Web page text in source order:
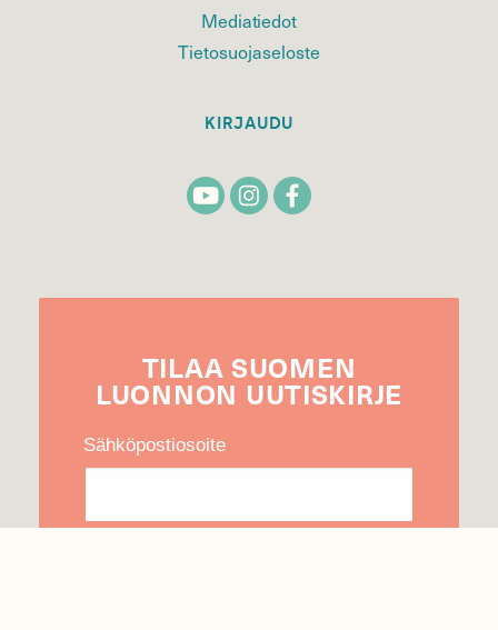
Mediatiedot
Tietosuojaseloste
KIRJAUDU
TILAA SUOMEN
LUONNON UUTIS­KIRJE
Sähköpostiosoite